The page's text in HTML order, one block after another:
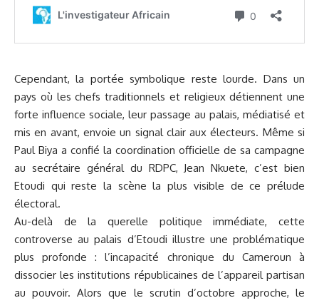
Cependant, la portée symbolique reste lourde. Dans un
pays où les chefs traditionnels et religieux détiennent une
forte influence sociale, leur passage au palais, médiatisé et
mis en avant, envoie un signal clair aux électeurs. Même si
Paul Biya a confié la coordination officielle de sa campagne
au secrétaire général du RDPC, Jean Nkuete, c’est bien
Etoudi qui reste la scène la plus visible de ce prélude
électoral.
Au-delà de la querelle politique immédiate, cette
controverse au palais d’Etoudi illustre une problématique
plus profonde : l’incapacité chronique du Cameroun à
dissocier les institutions républicaines de l’appareil partisan
au pouvoir. Alors que le scrutin d’octobre approche, le